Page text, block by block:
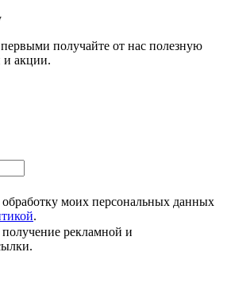
получайте от нас полезную
акции.
обработку моих персональных данных
.
получение рекламной и